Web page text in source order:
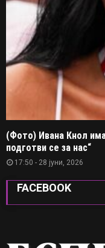
(Фото) Ивана Кнол
подготви се за нас“
17:50 - 28 јуни, 2026
FACEBOOK